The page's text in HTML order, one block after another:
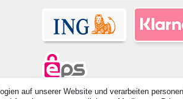
auf unserer Website und verarbeiten